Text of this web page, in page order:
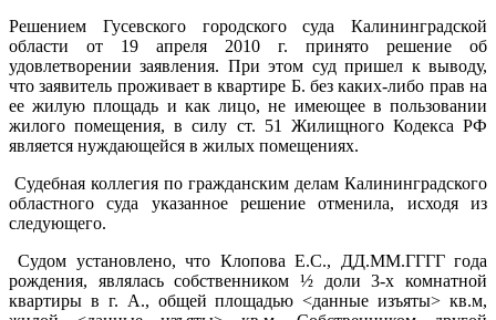
Решением Гусевского городского суда Калининградской
области от 19 апреля 2010 г. принято решение об
удовлетворении заявления. При этом суд пришел к выводу,
что заявитель проживает в квартире Б. без каких-либо прав на
ее жилую площадь и как лицо, не имеющее в пользовании
жилого помещения, в силу ст. 51 Жилищного Кодекса РФ
является нуждающейся в жилых помещениях.
Судебная коллегия по гражданским делам Калининградского
областного суда указанное решение отменила, исходя из
следующего.
Судом установлено, что Клопова Е.С., ДД.ММ.ГГГГ года
рождения, являлась собственником ½ доли 3-х комнатной
квартиры в г. А., общей площадью <данные изъяты> кв.м,